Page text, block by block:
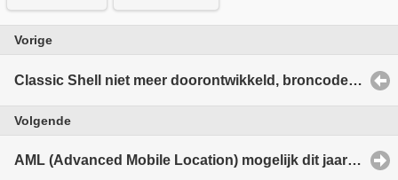
Vorige
Classic Shell niet meer doorontwikkeld, broncode vrijgegeven.
Volgende
AML (Advanced Mobile Location) mogelijk dit jaar ingevoerd in Nederland